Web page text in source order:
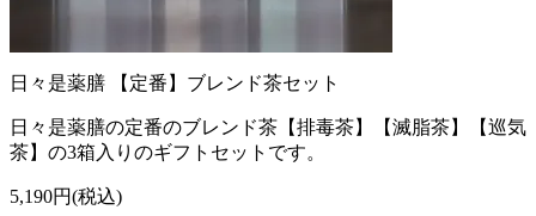
日々是薬膳 【定番】ブレンド茶セット
日々是薬膳の定番のブレンド茶【排毒茶】【滅脂茶】【巡気
茶】の3箱入りのギフトセットです。
5,190円(税込)